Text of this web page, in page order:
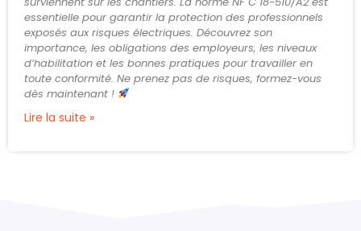
essentielle pour garantir la protection des professionnels
exposés aux risques électriques. Découvrez son
importance, les obligations des employeurs, les niveaux
d’habilitation et les bonnes pratiques pour travailler en
toute conformité. Ne prenez pas de risques, formez-vous
dès maintenant !
Lire la suite »